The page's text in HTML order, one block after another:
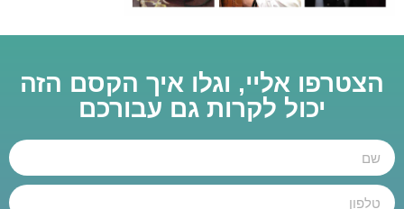
הצטרפו אליי, וגלו איך הקסם הזה
יכול לקרות גם עבורכם